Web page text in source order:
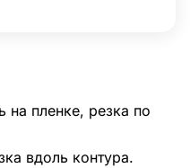
на пленке, резка по
вдоль контура.